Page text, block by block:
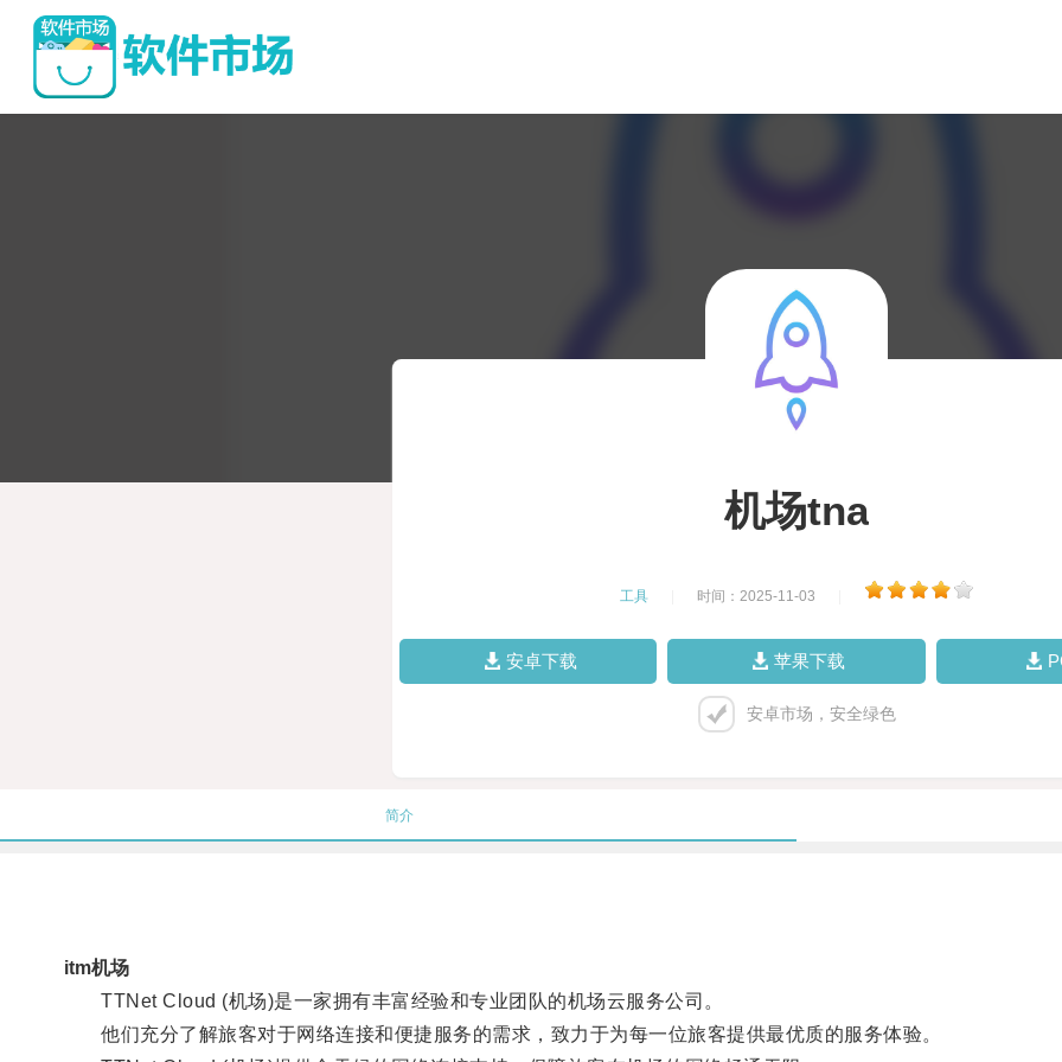
机场tna
工具 时间：2025-11-03
安卓下载 苹果下载
安卓市场，安全绿色
简介
itm机场
TTNet Cloud (机场)是一家拥有丰富经验和专业团队的机场云服务公司。
他们充分了解旅客对于网络连接和便捷服务的需求，致力于为每一位旅客提供最优质的服务体验。